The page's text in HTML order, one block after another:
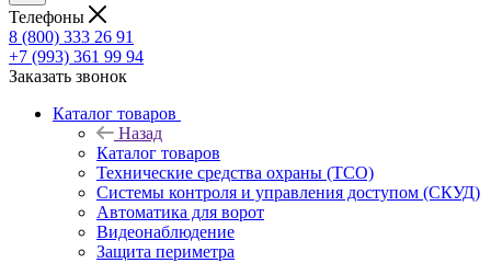
Телефоны
8 (800) 333 26 91
+7 (993) 361 99 94
Заказать звонок
Каталог товаров
Назад
Каталог товаров
Технические средства охраны (ТСО)
Системы контроля и управления доступом (СКУД)
Автоматика для ворот
Видеонаблюдение
Защита периметра